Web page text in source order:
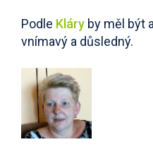
Podle Kláry by měl být
vnímavý a důsledný.